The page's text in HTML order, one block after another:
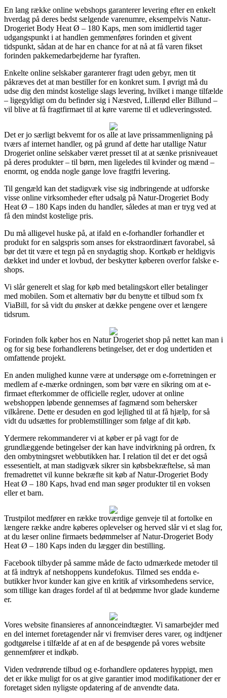
En lang række online webshops garanterer levering efter en enkelt
hverdag på deres bedst sælgende varenumre, eksempelvis Natur-
Drogeriet Body Heat Ø – 180 Kaps, men som imidlertid tager
udgangspunkt i at handlen gemmenføres forinden et givent
tidspunkt, sådan at de har en chance for at nå at få varen fikset
forinden pakkemedarbejderne har fyraften.
Enkelte online selskaber garanterer fragt uden gebyr, men tit
påkræves det at man bestiller for en konkret sum. I øvrigt må du
udse dig den mindst kostelige slags levering, hvilket i mange tilfælde
– ligegyldigt om du befinder sig i Næstved, Lillerød eller Billund –
vil blive at få fragtfirmaet til at køre varerne til et udleveringssted.
Det er jo særligt bekvemt for os alle at lave prissammenligning på
tværs af internet handler, og på grund af dette har utallige Natur
Drogeriet online selskaber været presset til at at sænke prisniveauet
på deres produkter – til børn, men ligeledes til kvinder og mænd –
enormt, og endda nogle gange love fragtfri levering.
Til gengæld kan det stadigvæk vise sig indbringende at udforske
visse online virksomheder efter udsalg på Natur-Drogeriet Body
Heat Ø – 180 Kaps inden du handler, således at man er tryg ved at
få den mindst kostelige pris.
Du må alligevel huske på, at ifald en e-forhandler forhandler et
produkt for en salgspris som anses for ekstraordinært favorabel, så
bør det tit være et tegn på en snydagtig shop. Kortkøb er heldigvis
dækket ind under et lovbud, der beskytter køberen overfor falske e-
shops.
Vi slår generelt et slag for køb med betalingskort eller betalinger
med mobilen. Som et alternativ bør du benytte et tilbud som fx
ViaBill, for så vidt du ønsker at dække pengene over et længere
tidsrum.
Forinden folk køber hos en Natur Drogeriet shop på nettet kan man i
og for sig bese forhandlerens betingelser, det er dog undertiden et
omfattende projekt.
En anden mulighed kunne være at undersøge om e-forretningen er
medlem af e-mærke ordningen, som bør være en sikring om at e-
firmaet efterkommer de officielle regler, udover at online
webshoppen løbende gennemses af fagmænd som behersker
vilkårene. Dette er desuden en god lejlighed til at få hjælp, for så
vidt du udsættes for problemstillinger som følge af dit køb.
Ydermere rekommanderer vi at køber er på vagt for de
grundlæggende betingelser der kan have indvirkning på ordren, fx
den ombytningsret webbutikken har. I relation til det er det også
essesentielt, at man stadigvæk sikrer sin købsbekræftelse, så man
fremadrettet vil kunne bekræfte sit køb af Natur-Drogeriet Body
Heat Ø – 180 Kaps, hvad end man søger produkter til en voksen
eller et barn.
Trustpilot medfører en række troværdige genveje til at fortolke en
længere række andre køberes oplevelser og herved slår vi et slag for,
at du læser online firmaets bedømmelser af Natur-Drogeriet Body
Heat Ø – 180 Kaps inden du lægger din bestilling.
Facebook tilbyder på samme måde de facto udmærkede metoder til
at få indtryk af netshoppens kundefokus. Tilmed ses endda e-
butikker hvor kunder kan give en kritik af virksomhedens service,
som tillige kan drages fordel af til at bedømme hvor glade kunderne
er.
Vores website finansieres af annonceindtægter. Vi samarbejder med
en del internet foretagender når vi fremviser deres varer, og indtjener
godtgørelse i tilfælde af at en af de besøgende på vores website
gennemfører et indkøb.
Viden vedrørende tilbud og e-forhandlere opdateres hyppigt, men
det er ikke muligt for os at give garantier imod modifikationer der er
foretaget siden nyligste opdatering af de anvendte data.